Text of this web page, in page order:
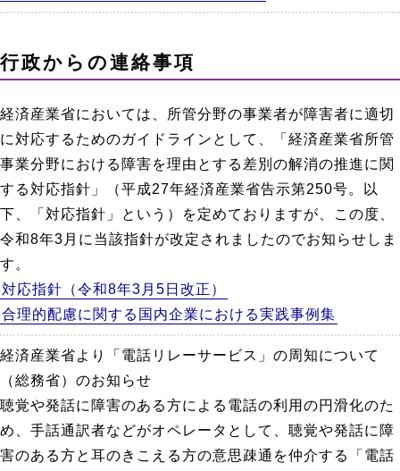
行政からの連絡事項
経済産業省においては、所管分野の事業者が障害者に適切
に対応するためのガイドラインとして、「経済産業省所管
事業分野における障害を理由とする差別の解消の推進に関
する対応指針」（平成27年経済産業省告示第250号。以
下、「対応指針」という）を定めておりますが、この度、
令和8年3月に当該指針が改定されましたのでお知らせしま
す。
対応指針（令和8年3月5日改正）
合理的配慮に関する国内企業における実践事例集
経済産業省より「電話リレーサービス」の周知について
（総務省）のお知らせ
聴覚や発話に障害のある方による電話の利用の円滑化のた
め、手話通訳者などがオペレータとして、聴覚や発話に障
害のある方と耳のきこえる方の意思疎通を仲介する「電話